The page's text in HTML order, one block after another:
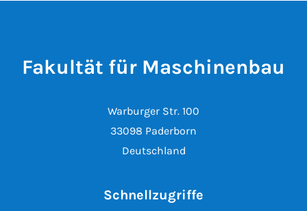
Fakultät für Maschinenbau
Warburger Str. 100
33098 Paderborn
Deutschland
Schnellzugriffe